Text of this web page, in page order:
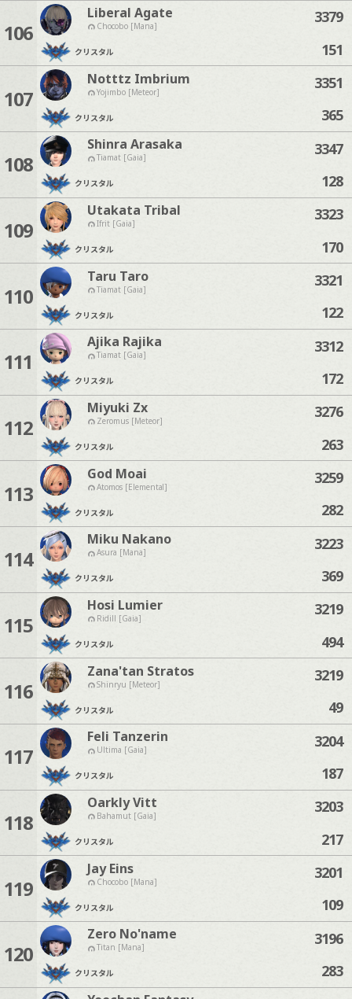
106
Liberal Agate
Chocobo [Mana]
クリスタル
3379
151
107
Notttz Imbrium
Yojimbo [Meteor]
クリスタル
3351
365
108
Shinra Arasaka
Tiamat [Gaia]
クリスタル
3347
128
109
Utakata Tribal
Ifrit [Gaia]
クリスタル
3323
170
110
Taru Taro
Tiamat [Gaia]
クリスタル
3321
122
111
Ajika Rajika
Tiamat [Gaia]
クリスタル
3312
172
112
Miyuki Zx
Zeromus [Meteor]
クリスタル
3276
263
113
God Moai
Atomos [Elemental]
クリスタル
3259
282
114
Miku Nakano
Asura [Mana]
クリスタル
3223
369
115
Hosi Lumier
Ridill [Gaia]
クリスタル
3219
494
116
Zana'tan Stratos
Shinryu [Meteor]
クリスタル
3219
49
117
Feli Tanzerin
Ultima [Gaia]
クリスタル
3204
187
118
Oarkly Vitt
Bahamut [Gaia]
クリスタル
3203
217
119
Jay Eins
Chocobo [Mana]
クリスタル
3201
109
120
Zero No'name
Titan [Mana]
クリスタル
3196
283